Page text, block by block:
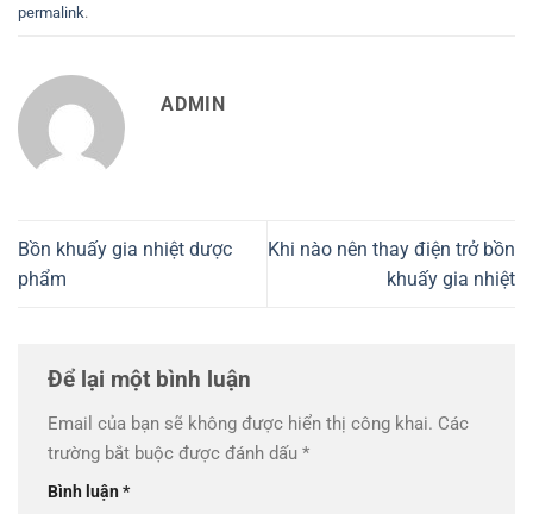
permalink.
ADMIN
Bồn khuấy gia nhiệt dược
phẩm
Khi nào nên thay điện trở bồn
khuấy gia nhiệt
Để lại một bình luận
Email của bạn sẽ không được hiển thị công khai. Các
trường bắt buộc được đánh dấu *
Bình luận*